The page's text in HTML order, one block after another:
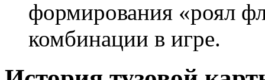
формирования «роял
комбинации в игре.